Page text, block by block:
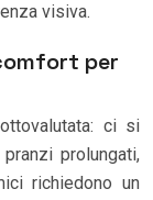
visiva.
per
ci si
prolungati,
richiedono un